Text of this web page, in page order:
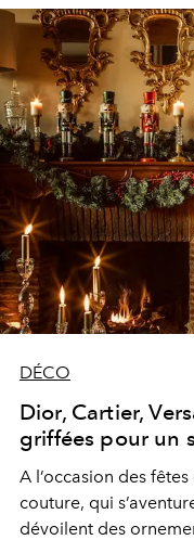
DÉCO
Dior, Cartier,
griffées pour un
A l’occasion des
couture, qui
dévoilent des